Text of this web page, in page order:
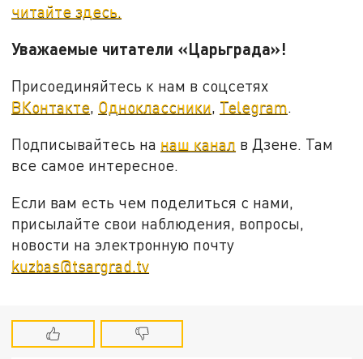
читайте здесь.
Уважаемые читатели «Царьграда»!
Присоединяйтесь к нам в соцсетях
ВКонтакте, Одноклассники, Telegram.
Подписывайтесь на наш канал в Дзене. Там
все самое интересное.
Если вам есть чем поделиться с нами,
присылайте свои наблюдения, вопросы,
новости на электронную почту
kuzbas@tsargrad.tv